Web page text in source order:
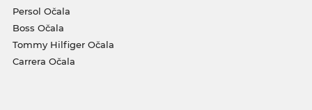
Persol Očala
Boss Očala
Tommy Hilfiger Očala
Carrera Očala